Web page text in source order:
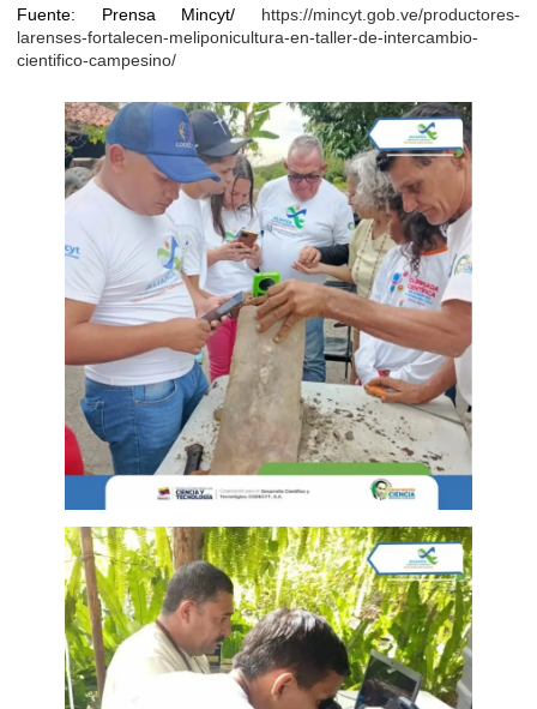
Fuente: Prensa Mincyt/ https://mincyt.gob.ve/productores-
larenses-fortalecen-meliponicultura-en-taller-de-intercambio-
cientifico-campesino/